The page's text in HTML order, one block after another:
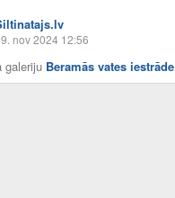
nov 2024 12:56
galeriju Beramās vates iestrāde